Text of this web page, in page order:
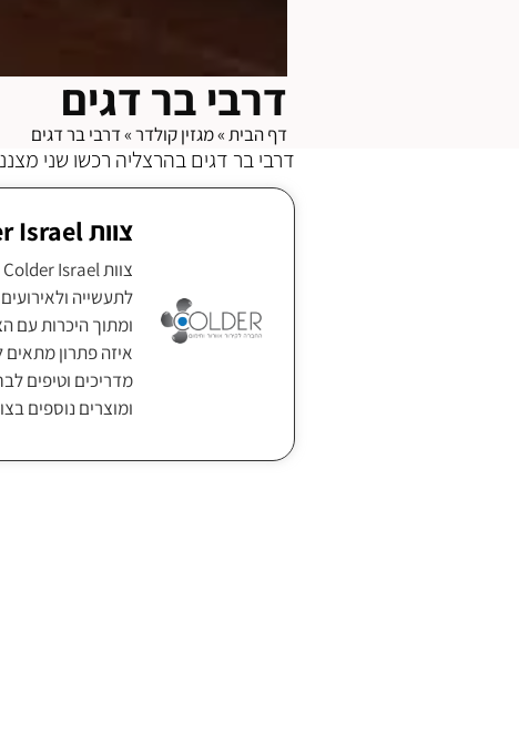
דרבי בר דגים
דף הבית»מגזין קולדר»דרבי בר דגים
דרבי בר דגים בהרצליה רכשו שני מצננים מדגם 12000 לצינון
צוות Colder Israel
ומתוך היכרות עם
איזה פתרון
מדריכים וטיפים
ומוצרים נוספים